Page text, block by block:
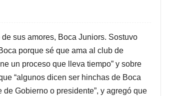
sus amores, Boca Juniors. Sostuvo
porque sé que ama al club de
un proceso que lleva tiempo”y sobre
“a lgunos dicen ser hinchas de Boca
Gobierno o presidente”, y agregó que